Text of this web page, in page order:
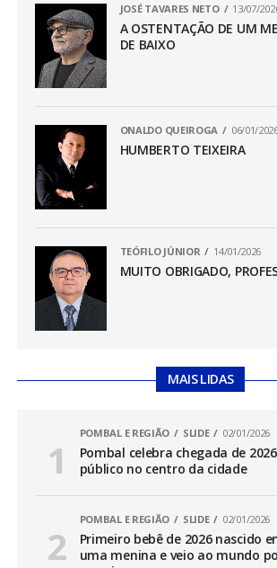
JOSÉ TAVARES NETO 13/07/
A OSTENTAÇÃO DE UM
DE BAIXO
ONALDO QUEIROGA 06/01/
HUMBERTO TEIXEIRA
TEÓFILO JÚNIOR 14/01/2026
MUITO OBRIGADO,
MAIS LIDAS
POMBAL E REGIÃO SLIDE 02/01/2026
Pombal celebra chegada de
público no centro da cidade
POMBAL E REGIÃO SLIDE 02/01/2026
Primeiro bebê de 2026 nascido
uma menina e veio ao mundo